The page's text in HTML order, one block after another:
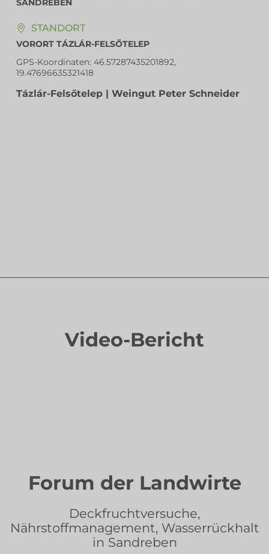
SANDREBEN
STANDORT
VORORT TÁZLÁR-FELSŐTELEP
GPS-Koordinaten: 46.57287435201892,
19.47696635321418
Tázlár-Felsőtelep | Weingut Peter Schneider
Video-Bericht
Forum der Landwirte
Deckfruchtversuche,
Nährstoffmanagement, Wasserrückhalt
in Sandreben